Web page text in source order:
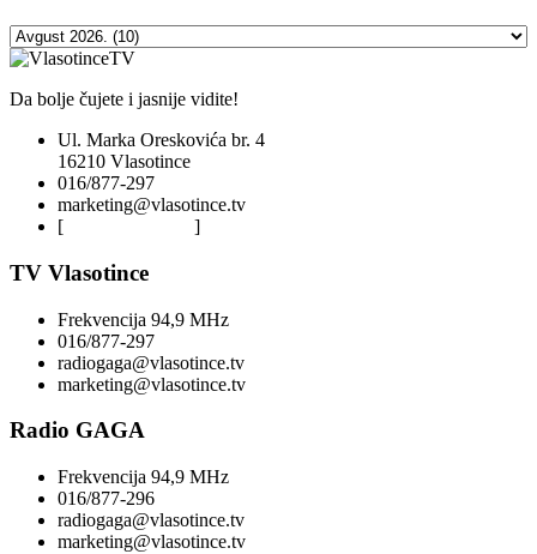
Da bolje čujete i jasnije vidite!
Ul. Marka Oreskovića br. 4
16210 Vlasotince
016/877-297
marketing@vlasotince.tv
[
]
TV Vlasotince
Frekvencija 94,9 MHz
016/877-297
radiogaga@vlasotince.tv
marketing@vlasotince.tv
Radio GAGA
Frekvencija 94,9 MHz
016/877-296
radiogaga@vlasotince.tv
marketing@vlasotince.tv